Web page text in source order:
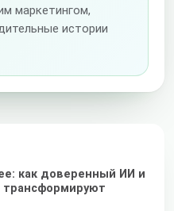
маркетингом,
истории
как доверенный ИИ и
трансформируют